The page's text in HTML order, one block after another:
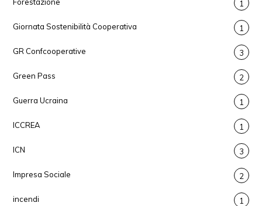
1
Giornata Sostenibilità Cooperativa 1
GR Confcooperative 3
Green Pass 2
Guerra Ucraina 1
ICCREA 1
ICN 3
Impresa Sociale 2
incendi 1